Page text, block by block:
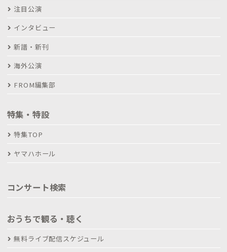
注目公演
インタビュー
新譜・新刊
海外公演
FROM編集部
特集・特設
特集TOP
ヤマハホール
コンサート検索
おうちで観る・聴く
無料ライブ配信スケジュール